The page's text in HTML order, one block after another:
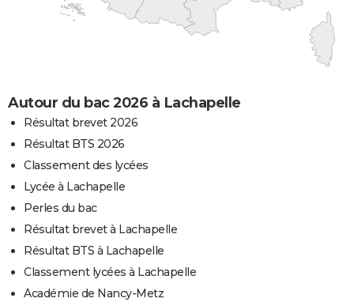
Autour du bac 2026 à Lachapelle
Résultat brevet 2026
Résultat BTS 2026
Classement des lycées
Lycée à Lachapelle
Perles du bac
Résultat brevet à Lachapelle
Résultat BTS à Lachapelle
Classement lycées à Lachapelle
Académie de Nancy-Metz